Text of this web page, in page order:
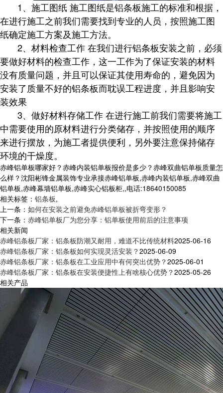
1、施工图纸 施工图纸是铝条板施工的标准和根据，
在进行施工之前我们需要找到专业的人员，按照施工图
纸确定施工方案及施工方法。
2、材料检查工作 在我们进行铝条板安装之前，必须
要做好材料的检查工作，这一工作为了保证安装的材料
没有质量问题，并且可以保证其使用寿命的，避免因为
安装了质量不好的铝条板而耽误工程进度，并且影响安
装效果
3、做好材料存储工作 在进行施工前我们需要将施工
中需要使用的原材料进行分类储存，并按照使用的顺序
来进行摆放，为施工者提供便利，另外要注意保持储存
环境的干燥度。
赤峰铝单板哪家好？赤峰内装铝单板报价是多少？赤峰双曲铝单板质量怎
么样？沈阳彬锋金属装饰专业承接赤峰铝单板,赤峰内装铝单板,赤峰双曲
铝单板,赤峰幕墙铝单板,赤峰实心铝板柜,,电话:18640150085
相关标签： 铝条板,
上一条： 如何在安装之前避免赤峰铝单板被折弯变形？
下一条： 赤峰铝单板厂为您分享：铝单板使用前后的注意事项
相关新闻
赤峰铝条板厂家：铝条板防潮又耐用，难道不比传统材料2025-06-16
赤峰铝条板厂家：铝条板如何实现灵活安装？2025-06-09
赤峰铝条板厂家：铝条板在工业应用中有何突出优势？2025-06-01
赤峰铝条板厂家：铝条板在安装便捷性上有啥核心优势？2025-05-26
相关产品